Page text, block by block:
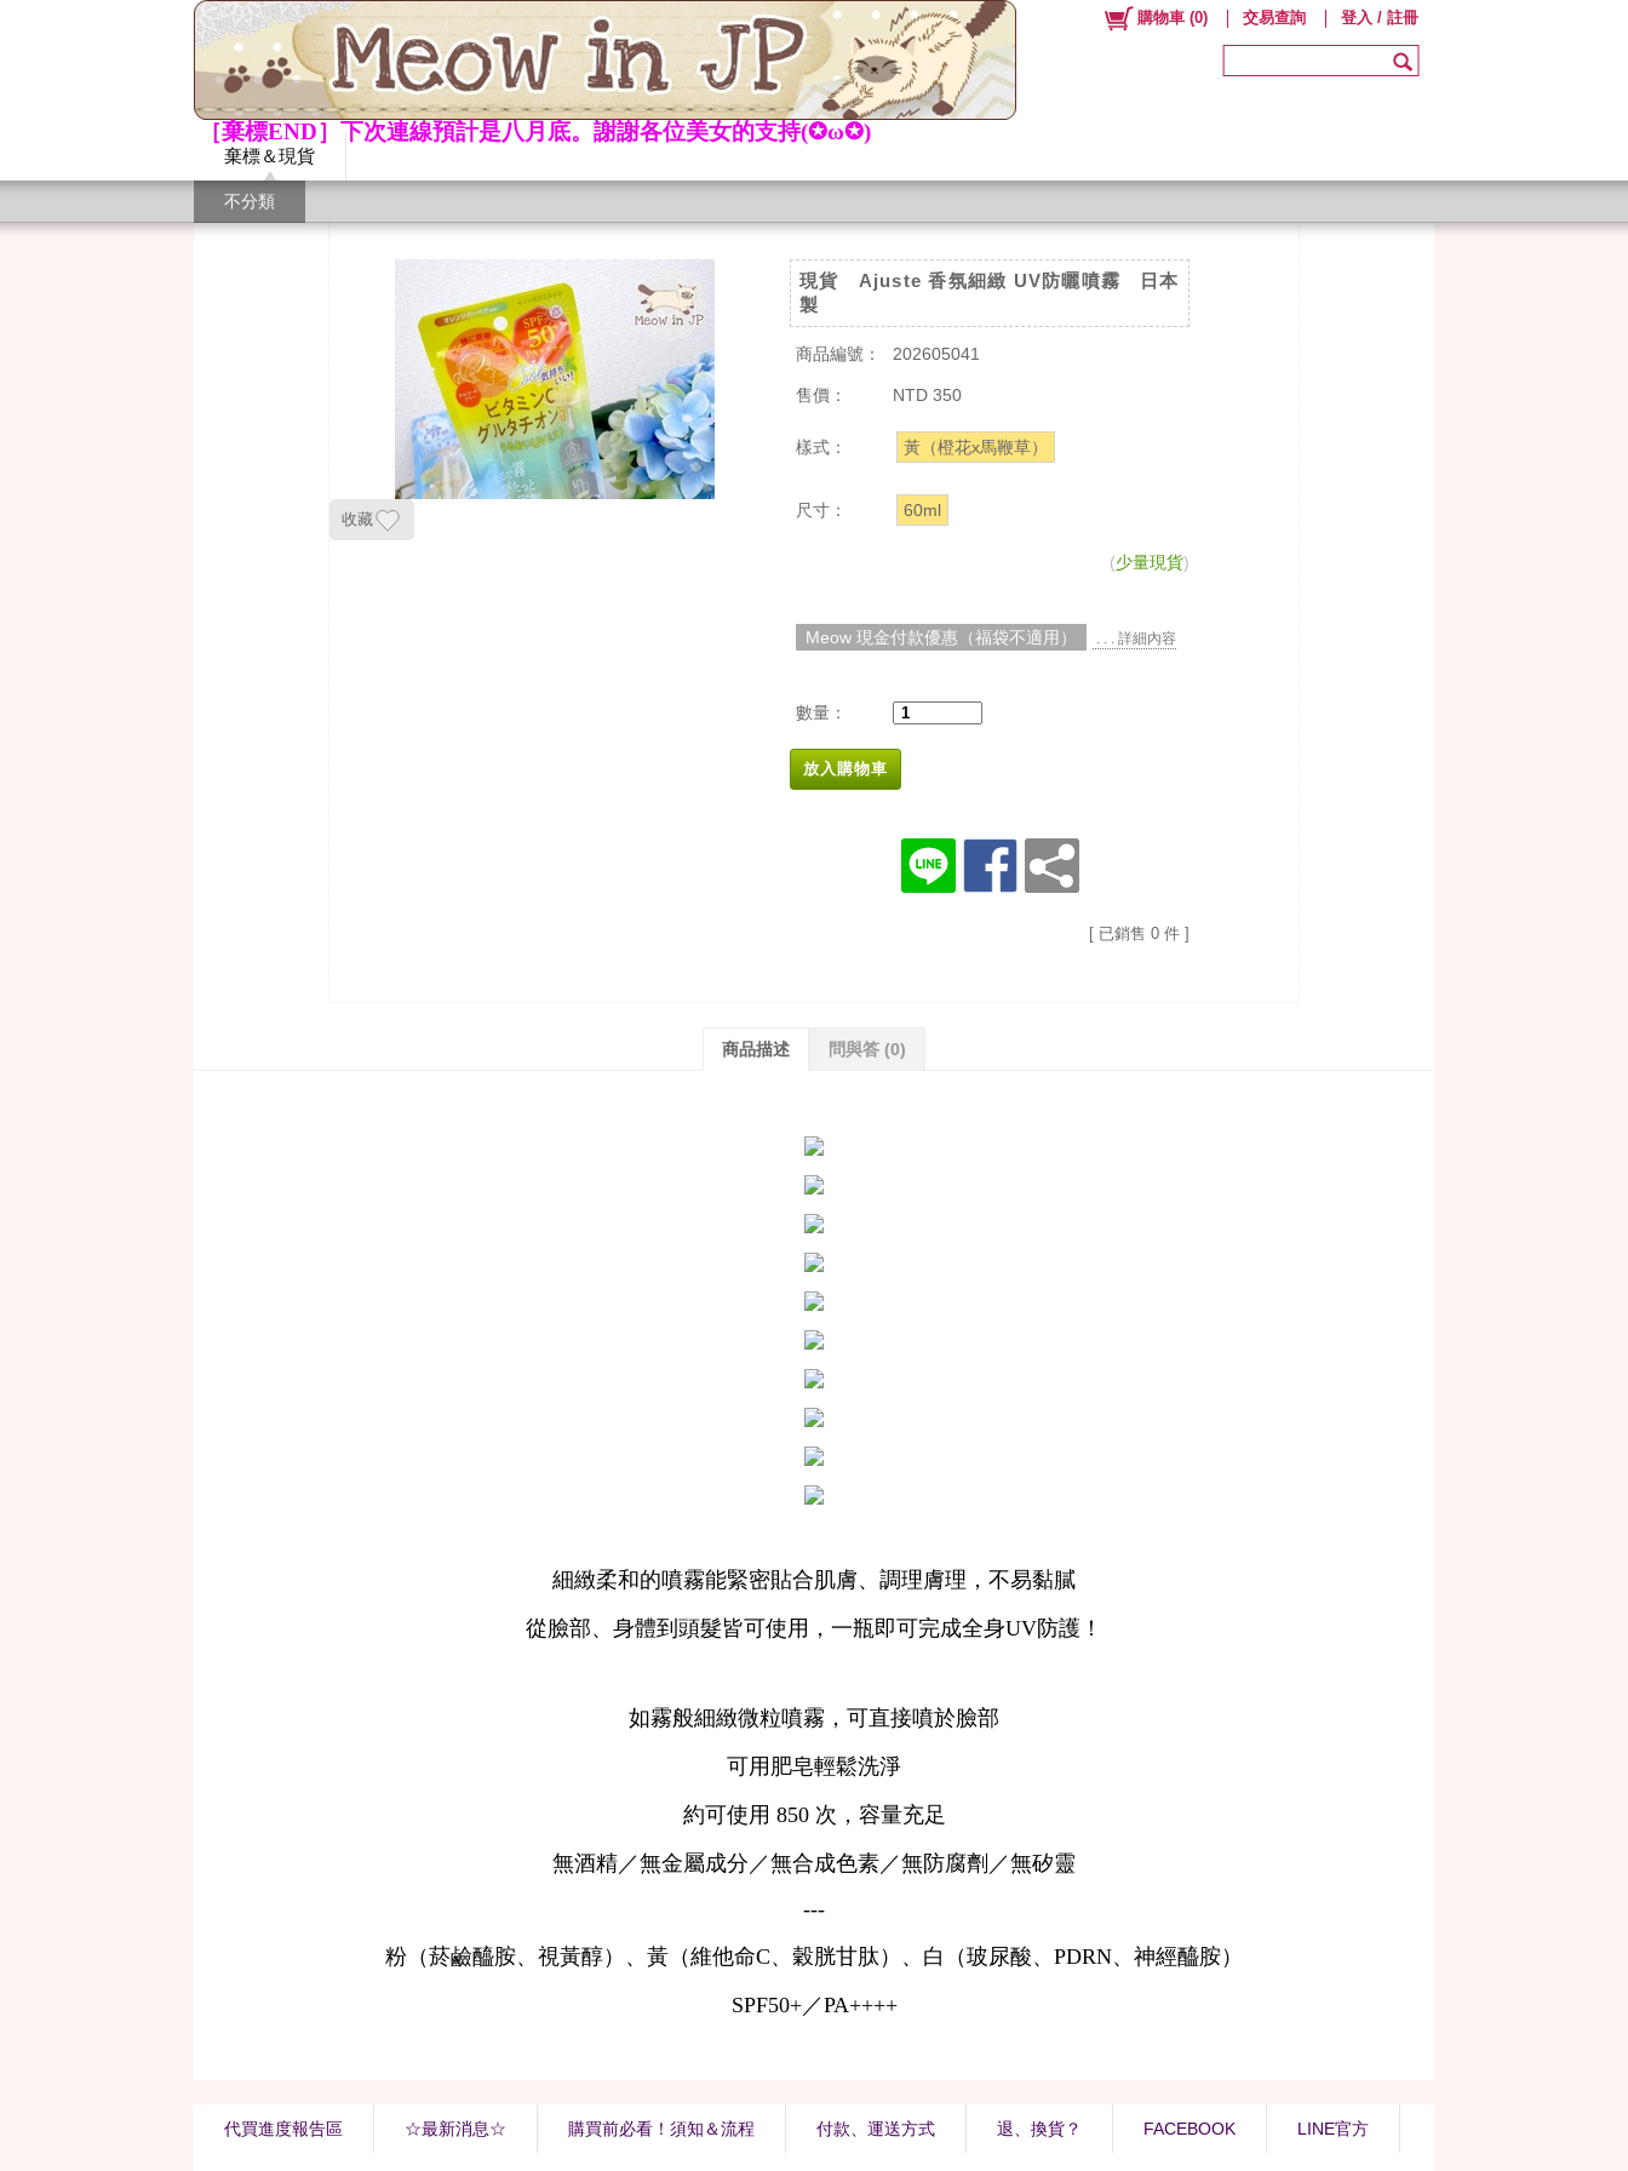
棄標＆現貨
購物車 (0) 交易查詢 登入 / 註冊
不分類
收藏
現貨 Ajuste 香氛細緻 UV防曬噴霧 日本
製
商品編號： 202605041
售價： NTD 350
樣式： 黃（橙花x馬鞭草）
尺寸： 60ml
(少量現貨)
Meow 現金付款優惠（福袋不適用） . . . 詳細內容
數量：
放入購物車
[ 已銷售 0 件 ]
商品描述 問與答 (0)
代買進度報告區 ☆最新消息☆ 購買前必看！須知＆流程 付款、運送方式 退、換貨？ FACEBOOK LINE官方
［棄標END］下次連線預計是八月底。謝謝各位美女的支持(✪ω✪)